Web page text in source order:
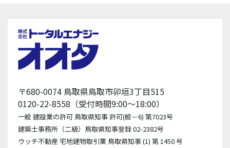
〒680-0074 鳥取県鳥取市卯垣3丁目515
0120-22-8558（受付時間9:00〜18:00）
一般 建設業の許可 鳥取県知事 許可(般－6) 第7023号
建築士事務所（二級）鳥取県知事登録 02-2382号
ウッチ不動産 宅地建物取引業 鳥取県知事 (1) 第 1450 号